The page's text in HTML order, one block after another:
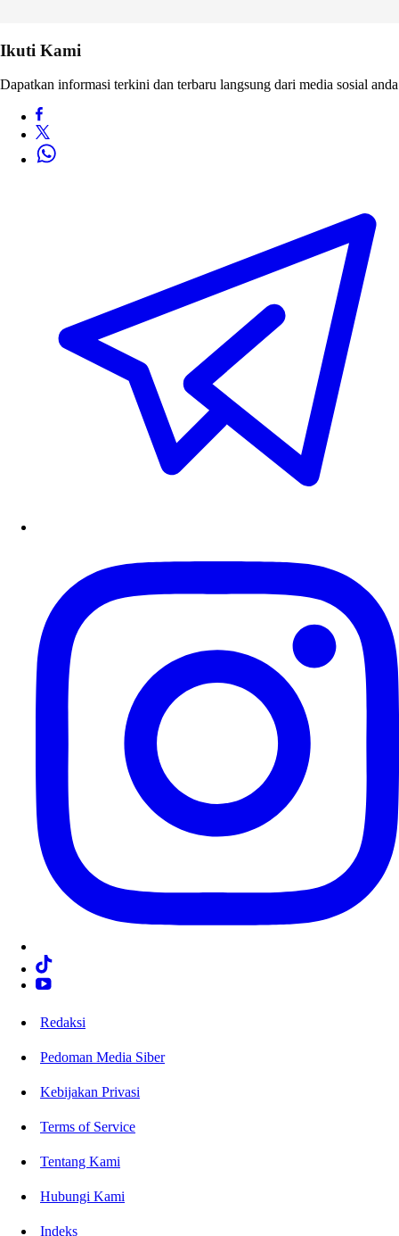
Ikuti Kami
Dapatkan informasi terkini dan terbaru langsung dari media sosial anda
Redaksi
Pedoman Media Siber
Kebijakan Privasi
Terms of Service
Tentang Kami
Hubungi Kami
Indeks